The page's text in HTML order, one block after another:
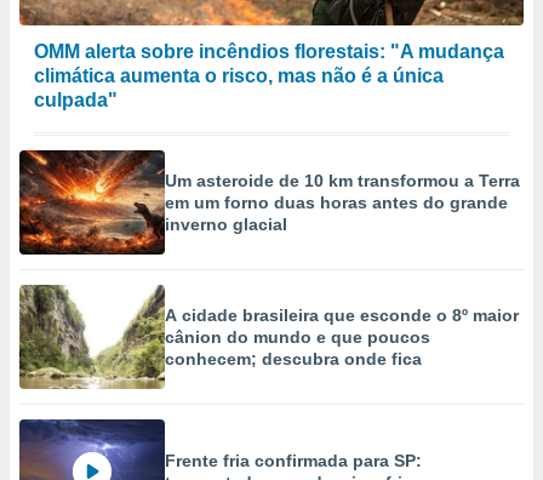
OMM alerta sobre incêndios florestais: "A mudança
climática aumenta o risco, mas não é a única
culpada"
Um asteroide de 10 km transformou a Terra
em um forno duas horas antes do grande
inverno glacial
A cidade brasileira que esconde o 8º maior
cânion do mundo e que poucos
conhecem; descubra onde fica
Frente fria confirmada para SP: